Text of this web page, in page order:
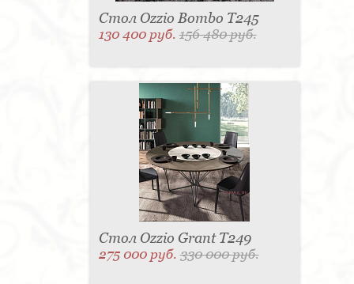
Стол Ozzio Bombo T245
130 400 руб.156 480 руб.
Стол Ozzio Grant T249
275 000 руб.330 000 руб.